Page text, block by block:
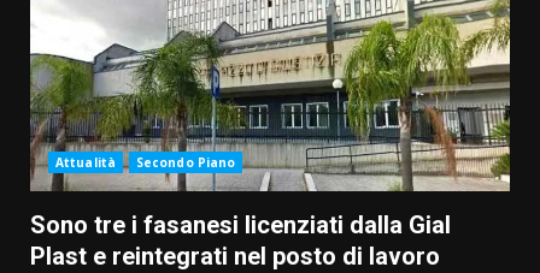
Attualità Secondo Piano
Sono tre i fasanesi licenziati dalla Gial
Plast e reintegrati nel posto di lavoro